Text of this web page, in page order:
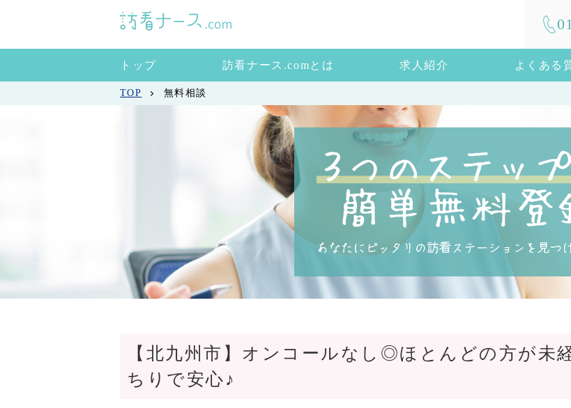
トップ 訪看ナース.comとは 求人紹介 よくある
TOP 無料相談
【北九州市】オンコールなし◎ほとんどの方が未
ちりで安心♪